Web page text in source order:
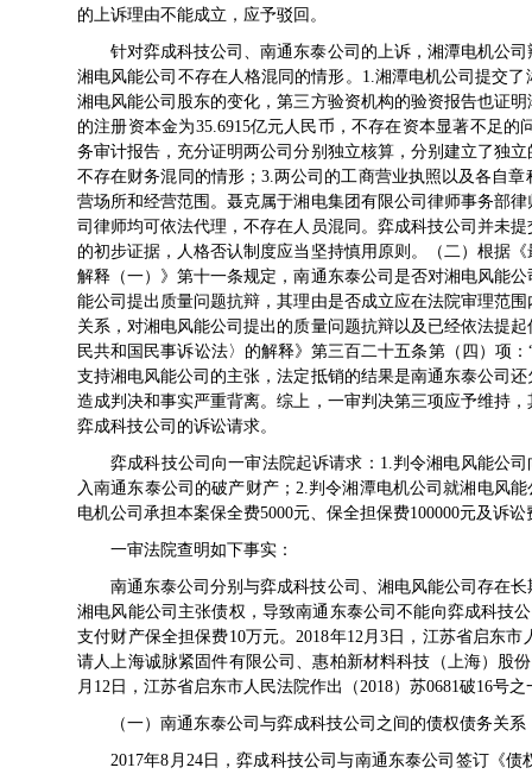
的上诉理由不能成立，应予驳回。
针对弈成科技公司、南通东泰公司的上诉，湘潭电机公
湘电风能公司不存在人格混同的情形。1.湘潭电机公司提交
湘电风能公司股东的变化，第三方验资机构的验资报告也证
的注册资本金为35.6915亿元人民币，不存在资本显著不足
务审计报告，充分证明两公司分别独立核算，分别建立了独
不存在财务混同的情形；3.两公司的工商营业执照以及各自
营场所和经营范围。聂克属于湘电集团有限公司律师事务部
司律师均可依法代理，不存在人员混同。弈成科技公司并未
的初步证据，人格否认制度应当坚持慎用原则。（二）根据
解释（一）》第十一条规定，南通东泰公司是否对湘电风能
能公司提出质量问题抗辩，其理由是否成立应在法院审理范
关系，对湘电风能公司提出的质量问题抗辩以及已经依法提
民共和国民事诉讼法〉的解释》第三百二十五条第（四）项
支持湘电风能公司的主张，法定抵销的结果是南通东泰公司
造成判决和事实严重背离。综上，一审判决第三项应予维持
弈成科技公司的诉讼请求。
弈成科技公司向一审法院起诉请求：1.判令湘电风能公
入南通东泰公司的破产财产；2.判令湘潭电机公司就湘电风
电机公司承担本案保全费5000元、保全担保费100000元及诉讼
一审法院查明如下事实：
南通东泰公司分别与弈成科技公司、湘电风能公司存在
湘电风能公司主张债权，导致南通东泰公司不能向弈成科技
支付财产保全担保费10万元。2018年12月3日，江苏省启东
请人上海诚脉紧固件有限公司、惠柏新材料科技（上海）股
月12日，江苏省启东市人民法院作出（2018）苏0681破16号
（一）南通东泰公司与弈成科技公司之间的债权债务关系
2017年8月24日，弈成科技公司与南通东泰公司签订《